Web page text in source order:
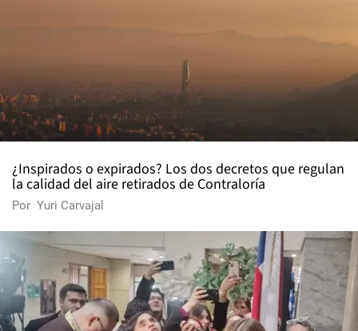
¿Inspirados o expirados? Los dos decretos que regulan
la calidad del aire retirados de Contraloría
Por Yuri Carvajal